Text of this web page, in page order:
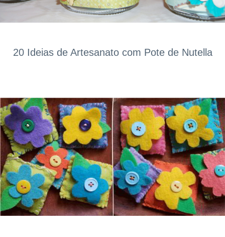
20 Ideias de Artesanato com Pote de Nutella